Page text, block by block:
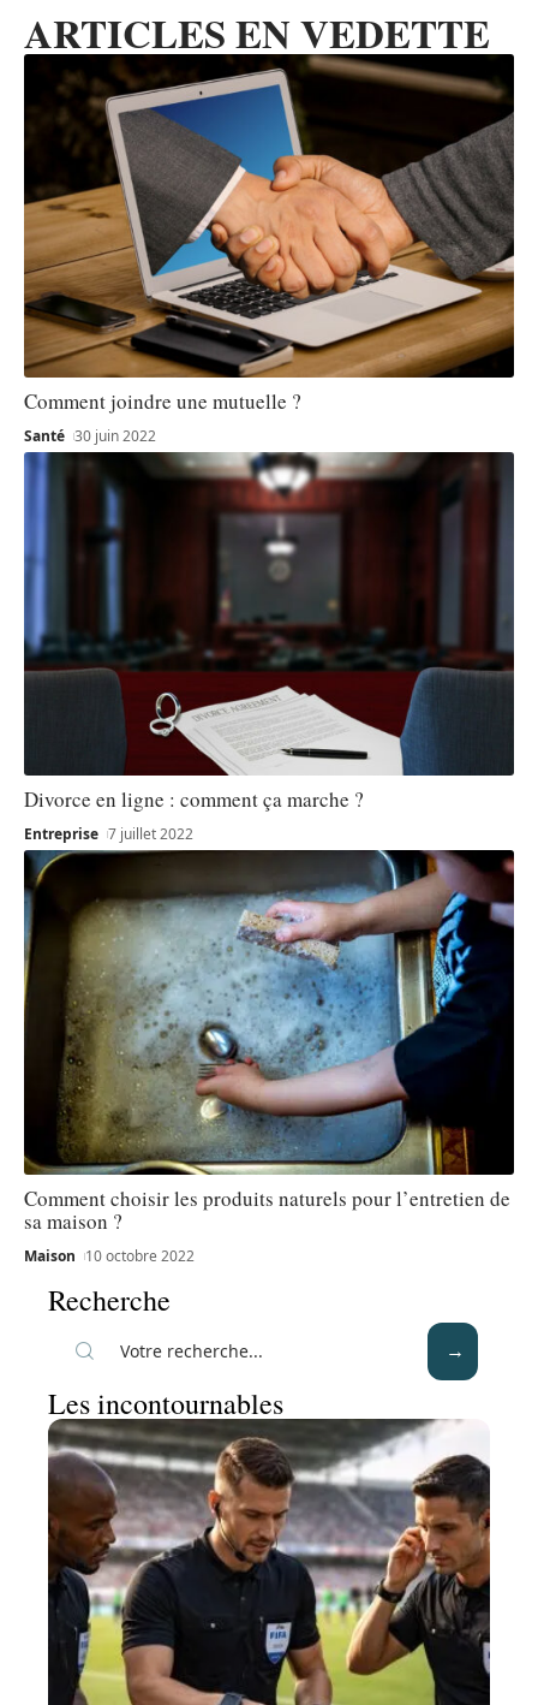
ARTICLES EN VEDETTE
Comment joindre une mutuelle ?
Santé 30 juin 2022
Divorce en ligne : comment ça marche ?
Entreprise 7 juillet 2022
Comment choisir les produits naturels pour l’entretien de
sa maison ?
Maison 10 octobre 2022
Recherche
Les incontournables